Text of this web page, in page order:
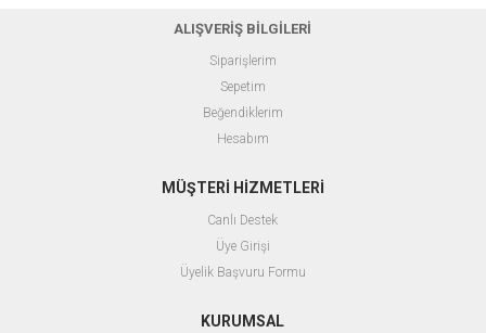
ALIŞVERİŞ BİLGİLERİ
Siparişlerim
Sepetim
Beğendiklerim
Hesabım
MÜŞTERİ HİZMETLERİ
Canlı Destek
Üye Girişi
Üyelik Başvuru Formu
KURUMSAL